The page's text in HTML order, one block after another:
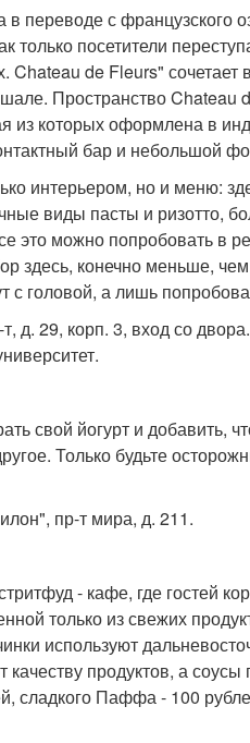
в переводе с французского
только посетители
Chateau de Fleurs"
Пространство
из которых оформлена в
бар и небольшой
интерьером, но и меню:
виды пасты и
это можно попробовать в
здесь, конечно меньше,
с головой, а лишь
д. 29, корп. 3, вход со двора.
свой йогурт и добавить,
Только будьте
пр-т мира, д. 211.
- кафе, где
только из свежих
используют
продуктов, а
сладкого Паффа - 100